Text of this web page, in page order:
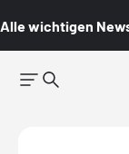
Alle wichtigen